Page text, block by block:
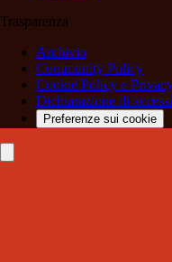
Trasparenza
Archivio
Community Policy
Cookie Policy e
Dichiarazione di
Preferenze sui cookie